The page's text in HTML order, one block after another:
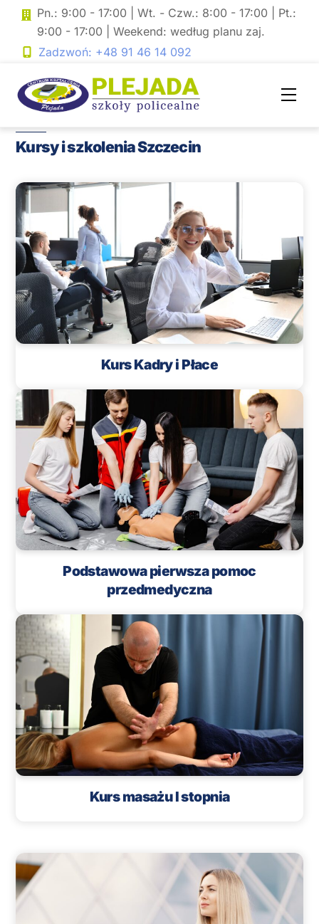
Skip
content
Pn.: 9:00 - 17:00 | Wt. - Czw.: 8:00 - 17:00 | Pt.:
9:00 - 17:00 | Weekend: według planu zaj.
Zadzwoń: +48 91 46 14 092
Kursy i szkolenia Szczecin
Kurs Kadry i Płace
Podstawowa pierwsza pomoc
przedmedyczna
Kurs masażu I stopnia